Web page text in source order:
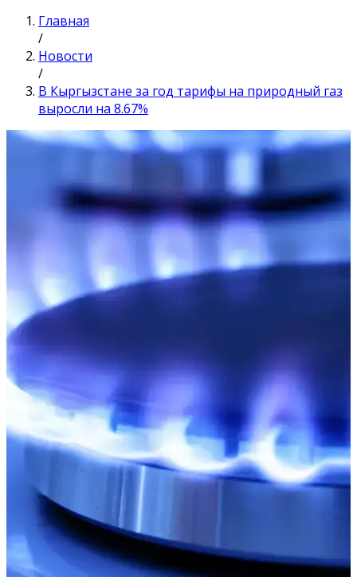
Главная
/
Новости
/
В Кыргызстане за год тарифы на природный газ
выросли на 8.67%